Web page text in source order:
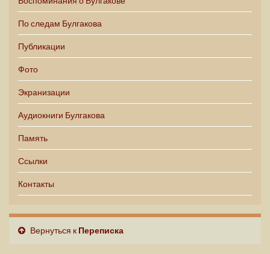
По следам Булгакова
Публикации
Фото
Экранизации
Аудиокниги Булгакова
Память
Ссылки
Контакты
Вернуться к Переписка